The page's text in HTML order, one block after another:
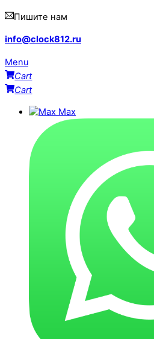
Пишите нам
info@clock812.ru
Menu
Cart
Cart
Max